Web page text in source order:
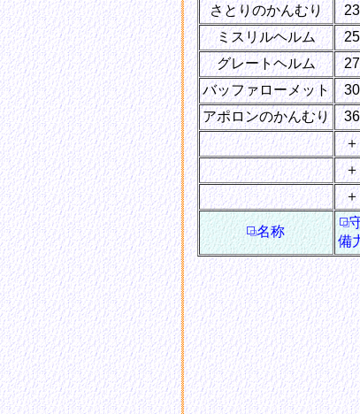
さとりのかんむり
23
ミスリルヘルム
25
グレートヘルム
27
バッファローメット
30
アポロンのかんむり
36
＋
＋
＋
名称
備